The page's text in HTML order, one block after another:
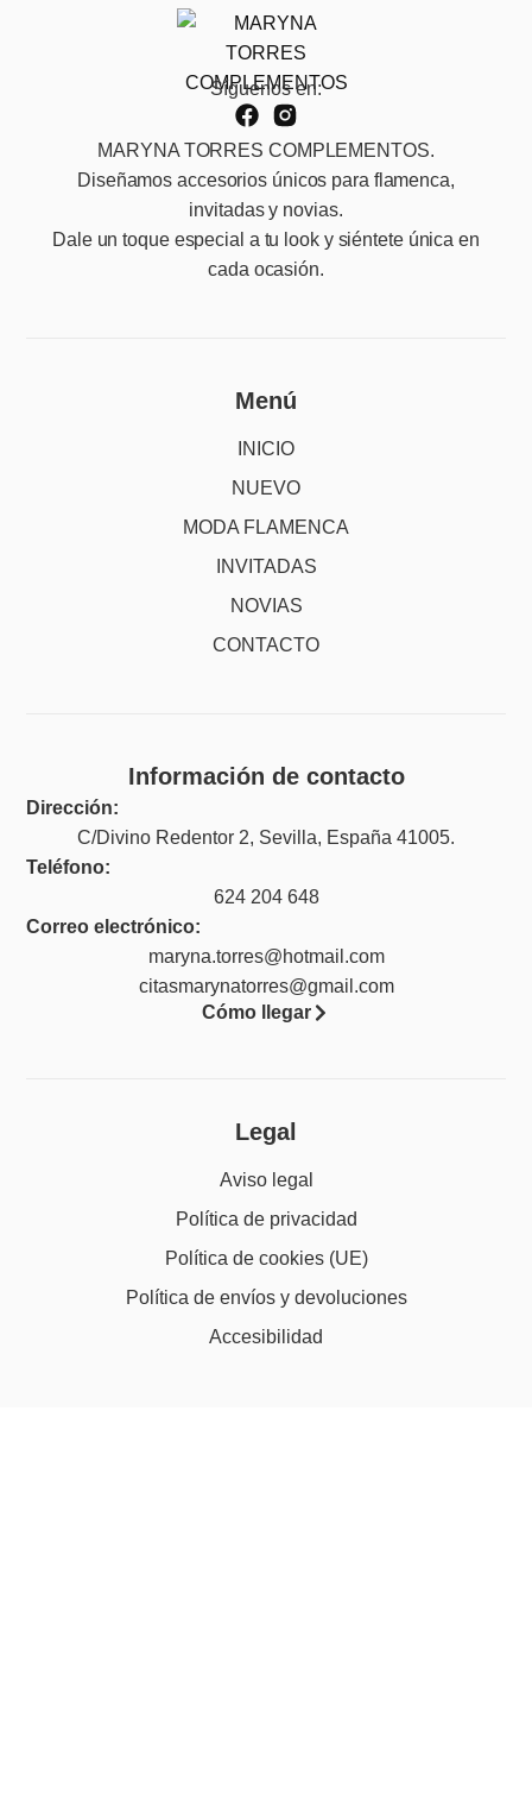
Síguenos en:
MARYNA TORRES COMPLEMENTOS.
Diseñamos accesorios únicos para flamenca,
invitadas y novias.
Dale un toque especial a tu look y siéntete única en
cada ocasión.
Menú
INICIO
NUEVO
MODA FLAMENCA
INVITADAS
NOVIAS
CONTACTO
Información de contacto
Dirección:
C/Divino Redentor 2, Sevilla, España 41005.
Teléfono:
624 204 648
Correo electrónico:
maryna.torres@hotmail.com
citasmarynatorres@gmail.com
Cómo llegar
Legal
Aviso legal
Política de privacidad
Política de cookies (UE)
Política de envíos y devoluciones
Accesibilidad